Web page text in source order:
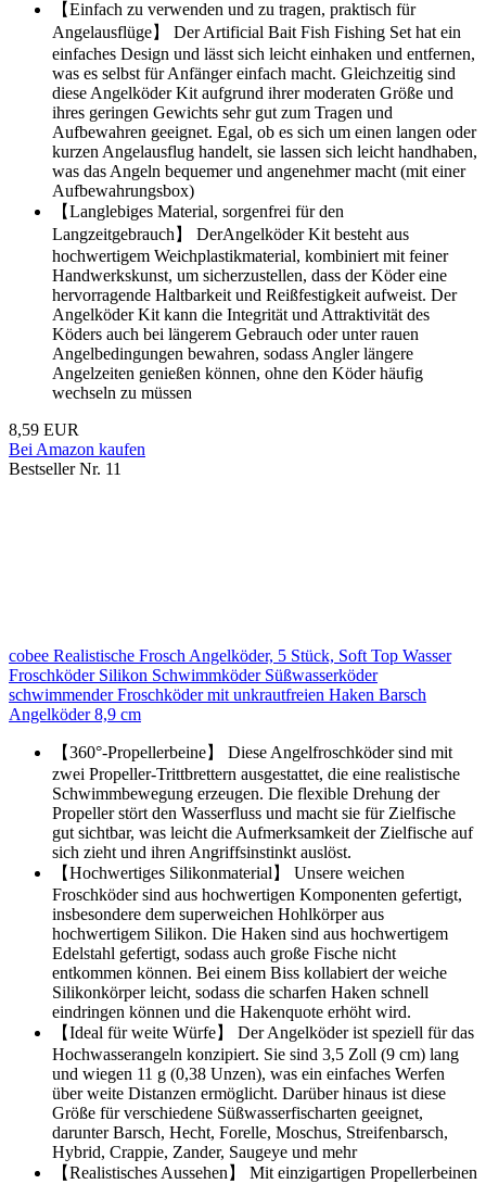
【Einfach zu verwenden und zu tragen, praktisch für
Angelausflüge】 Der Artificial Bait Fish Fishing Set hat ein
einfaches Design und lässt sich leicht einhaken und entfernen,
was es selbst für Anfänger einfach macht. Gleichzeitig sind
diese Angelköder Kit aufgrund ihrer moderaten Größe und
ihres geringen Gewichts sehr gut zum Tragen und
Aufbewahren geeignet. Egal, ob es sich um einen langen oder
kurzen Angelausflug handelt, sie lassen sich leicht handhaben,
was das Angeln bequemer und angenehmer macht (mit einer
Aufbewahrungsbox)
【Langlebiges Material, sorgenfrei für den
Langzeitgebrauch】 DerAngelköder Kit besteht aus
hochwertigem Weichplastikmaterial, kombiniert mit feiner
Handwerkskunst, um sicherzustellen, dass der Köder eine
hervorragende Haltbarkeit und Reißfestigkeit aufweist. Der
Angelköder Kit kann die Integrität und Attraktivität des
Köders auch bei längerem Gebrauch oder unter rauen
Angelbedingungen bewahren, sodass Angler längere
Angelzeiten genießen können, ohne den Köder häufig
wechseln zu müssen
8,59 EUR
Bei Amazon kaufen
Bestseller Nr. 11
cobee Realistische Frosch Angelköder, 5 Stück, Soft Top Wasser
Froschköder Silikon Schwimmköder Süßwasserköder
schwimmender Froschköder mit unkrautfreien Haken Barsch
Angelköder 8,9 cm
【360°-Propellerbeine】 Diese Angelfroschköder sind mit
zwei Propeller-Trittbrettern ausgestattet, die eine realistische
Schwimmbewegung erzeugen. Die flexible Drehung der
Propeller stört den Wasserfluss und macht sie für Zielfische
gut sichtbar, was leicht die Aufmerksamkeit der Zielfische auf
sich zieht und ihren Angriffsinstinkt auslöst.
【Hochwertiges Silikonmaterial】 Unsere weichen
Froschköder sind aus hochwertigen Komponenten gefertigt,
insbesondere dem superweichen Hohlkörper aus
hochwertigem Silikon. Die Haken sind aus hochwertigem
Edelstahl gefertigt, sodass auch große Fische nicht
entkommen können. Bei einem Biss kollabiert der weiche
Silikonkörper leicht, sodass die scharfen Haken schnell
eindringen können und die Hakenquote erhöht wird.
【Ideal für weite Würfe】 Der Angelköder ist speziell für das
Hochwasserangeln konzipiert. Sie sind 3,5 Zoll (9 cm) lang
und wiegen 11 g (0,38 Unzen), was ein einfaches Werfen
über weite Distanzen ermöglicht. Darüber hinaus ist diese
Größe für verschiedene Süßwasserfischarten geeignet,
darunter Barsch, Hecht, Forelle, Moschus, Streifenbarsch,
Hybrid, Crappie, Zander, Saugeye und mehr
【Realistisches Aussehen】 Mit einzigartigen Propellerbeinen